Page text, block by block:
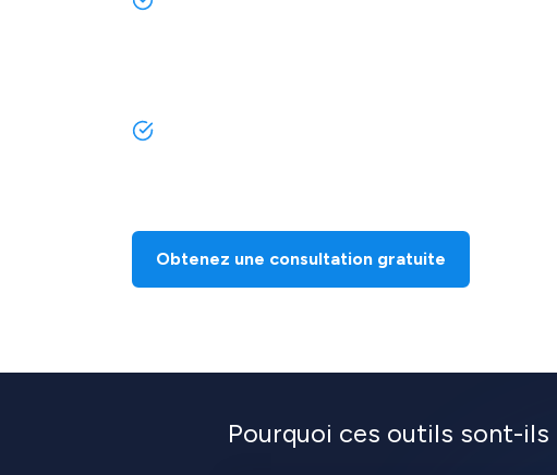
Obtenez une consultation gratuite
Pourquoi ces outils sont-